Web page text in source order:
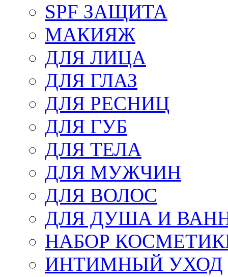
SPF ЗАЩИТА
МАКИЯЖ
ДЛЯ ЛИЦА
ДЛЯ ГЛАЗ
ДЛЯ РЕСНИЦ
ДЛЯ ГУБ
ДЛЯ ТЕЛА
ДЛЯ МУЖЧИН
ДЛЯ ВОЛОС
ДЛЯ ДУША И
НАБОР
ИНТИМНЫЙ УХОД